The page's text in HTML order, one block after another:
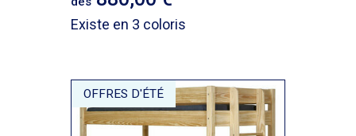
Existe en 3 coloris
OFFRES D'ÉTÉ